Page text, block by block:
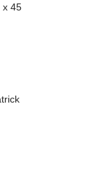
x 45